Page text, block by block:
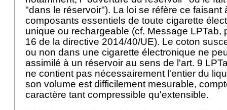
"dans le réservoir"). La loi se réfère ce faisant
composants essentiels de toute cigarette
unique ou rechargeable (cf. Message LPTab,
16 de la directive 2014/40/UE). Le coton
ou non dans une cigarette électronique ne
assimilé à un réservoir au sens de l'art. 9
ne contient pas nécessairement l'entier du
son volume est difficilement mesurable,
caractère tant compressible qu'extensible.